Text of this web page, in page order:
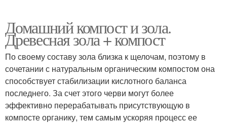
Домашний компост и зола.
Древесная зола + компост
По своему составу зола близка к щелочам, поэтому в
сочетании с натуральным органическим компостом она
способствует стабилизации кислотного баланса
последнего. За счет этого черви могут более
эффективно перерабатывать присутствующую в
компосте органику, тем самым ускоряя процесс ее